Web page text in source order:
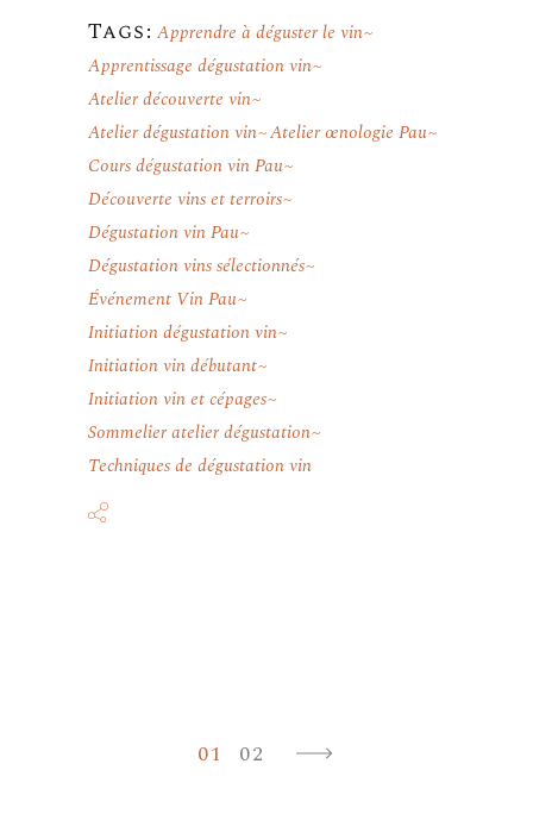
Tags: Apprendre à déguster le vin
Apprentissage dégustation vin
Atelier découverte vin
Atelier dégustation vin Atelier œnologie Pau
Cours dégustation vin Pau
Découverte vins et terroirs
Dégustation vin Pau
Dégustation vins sélectionnés
Événement Vin Pau
Initiation dégustation vin
Initiation vin débutant
Initiation vin et cépages
Sommelier atelier dégustation
Techniques de dégustation vin
01 02